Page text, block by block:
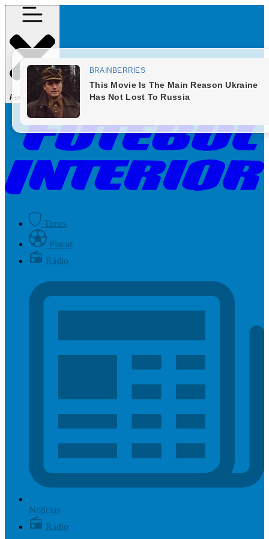
Fechar Menu
Times
Placar
Rádio
Notícias
Rádio